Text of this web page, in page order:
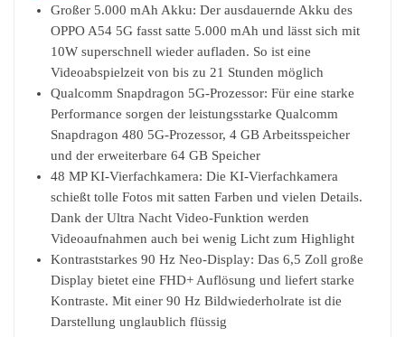
Großer 5.000 mAh Akku: Der ausdauernde Akku des
OPPO A54 5G fasst satte 5.000 mAh und lässt sich mit
10W superschnell wieder aufladen. So ist eine
Videoabspielzeit von bis zu 21 Stunden möglich
Qualcomm Snapdragon 5G-Prozessor: Für eine starke
Performance sorgen der leistungsstarke Qualcomm
Snapdragon 480 5G-Prozessor, 4 GB Arbeitsspeicher
und der erweiterbare 64 GB Speicher
48 MP KI-Vierfachkamera: Die KI-Vierfachkamera
schießt tolle Fotos mit satten Farben und vielen Details.
Dank der Ultra Nacht Video-Funktion werden
Videoaufnahmen auch bei wenig Licht zum Highlight
Kontraststarkes 90 Hz Neo-Display: Das 6,5 Zoll große
Display bietet eine FHD+ Auflösung und liefert starke
Kontraste. Mit einer 90 Hz Bildwiederholrate ist die
Darstellung unglaublich flüssig